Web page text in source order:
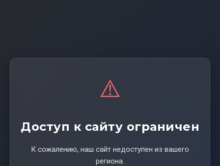
⚠️
Доступ к сайту ограничен
К сожалению, наш сайт недоступен из вашего
региона.